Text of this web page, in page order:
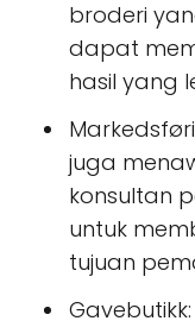
broderi
dapat
hasil yang
juga
konsultan
untuk
tujuan